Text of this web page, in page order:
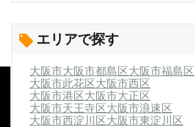
エリアで探す
大阪市大阪市都島区大阪市福島区
大阪市此花区大阪市西区
大阪市港区大阪市大正区
大阪市天王寺区大阪市浪速区
大阪市西淀川区大阪市東淀川区